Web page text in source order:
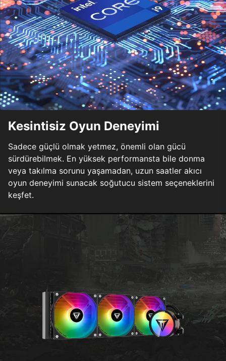
Kesintisiz Oyun Deneyimi
Sadece güçlü olmak yetmez, önemli olan gücü
sürdürebilmek. En yüksek performansta bile donma
veya takılma sorunu yaşamadan, uzun saatler akıcı
oyun deneyimi sunacak soğutucu sistem seçeneklerini
keşfet.